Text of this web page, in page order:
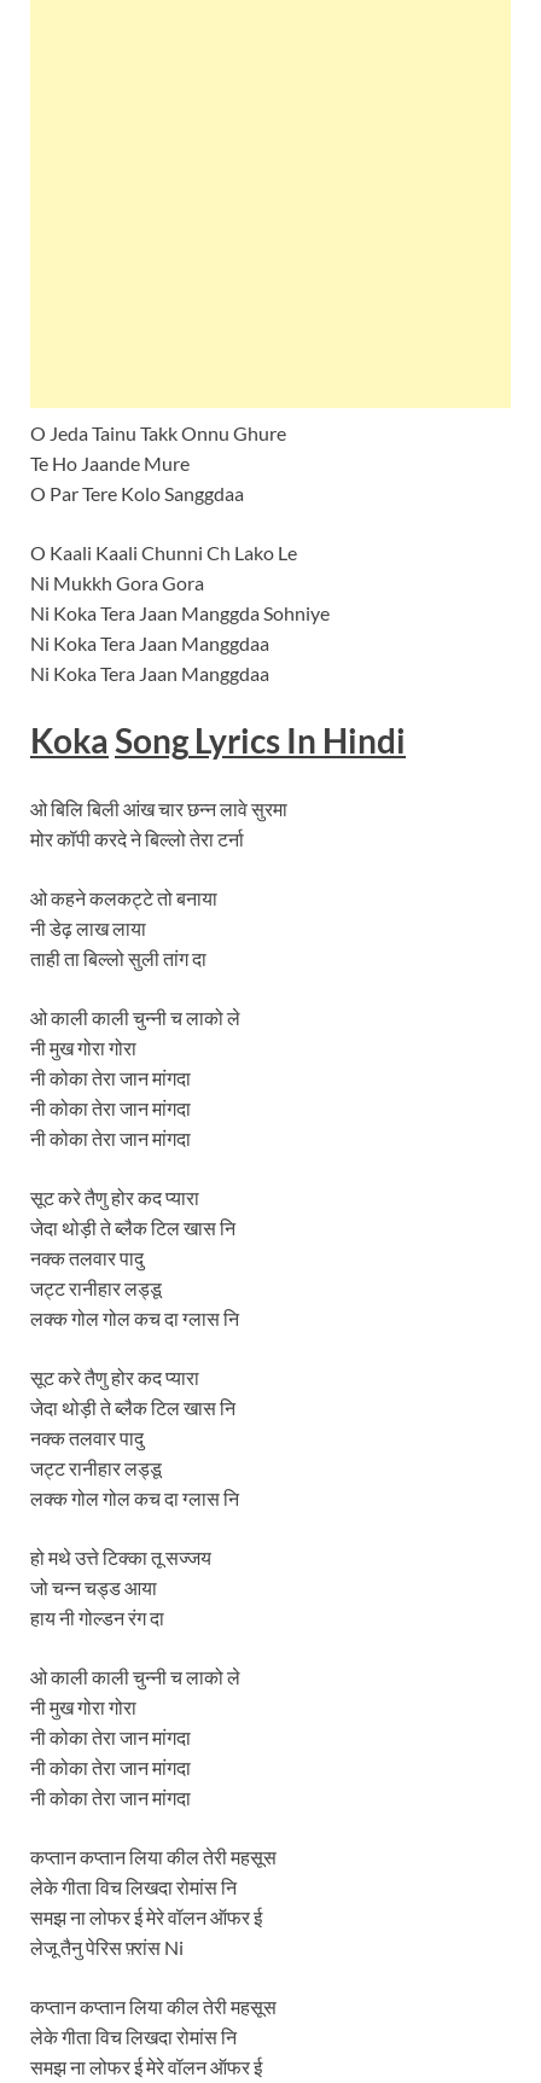
O Jeda Tainu Takk Onnu Ghure
Te Ho Jaande Mure
O Par Tere Kolo Sanggdaa
O Kaali Kaali Chunni Ch Lako Le
Ni Mukkh Gora Gora
Ni Koka Tera Jaan Manggda Sohniye
Ni Koka Tera Jaan Manggdaa
Ni Koka Tera Jaan Manggdaa
Koka SongLyrics In Hindi
ओ बिलि बिली आंख चार छन्न लावे सुरमा
मोर कॉपी करदे ने बिल्लो तेरा टर्ना
ओ कहने कलकट्टे तो बनाया
नी डेढ़ लाख लाया
ताही ता बिल्लो सुली तांग दा
ओ काली काली चुन्नी च लाको ले
नी मुख गोरा गोरा
नी कोका तेरा जान मांगदा
नी कोका तेरा जान मांगदा
नी कोका तेरा जान मांगदा
सूट करे तैणु होर कद प्यारा
जेदा थोड़ी ते ब्लैक टिल खास नि
नक्क तलवार पादु
जट्ट रानीहार लड्डू
लक्क गोल गोल कच दा ग्लास नि
सूट करे तैणु होर कद प्यारा
जेदा थोड़ी ते ब्लैक टिल खास नि
नक्क तलवार पादु
जट्ट रानीहार लड्डू
लक्क गोल गोल कच दा ग्लास नि
हो मथे उत्ते टिक्का तू सज्जय
जो चन्न चड्ड आया
हाय नी गोल्डन रंग दा
ओ काली काली चुन्नी च लाको ले
नी मुख गोरा गोरा
नी कोका तेरा जान मांगदा
नी कोका तेरा जान मांगदा
नी कोका तेरा जान मांगदा
कप्तान कप्तान लिया कील तेरी महसूस
लेके गीता विच लिखदा रोमांस नि
समझ ना लोफर ई मेरे वॉलन ऑफर ई
लेजू तैनु पेरिस फ़्रांस Ni
कप्तान कप्तान लिया कील तेरी महसूस
लेके गीता विच लिखदा रोमांस नि
समझ ना लोफर ई मेरे वॉलन ऑफर ई